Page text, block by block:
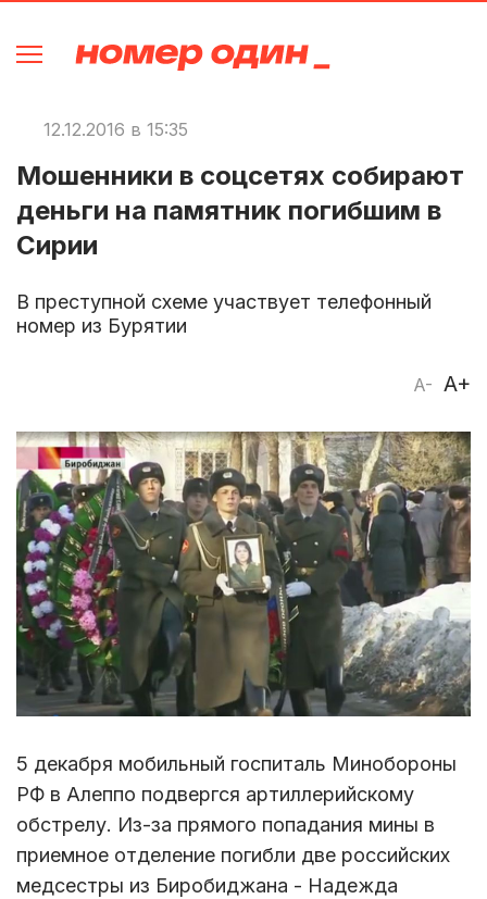
12.12.2016 в 15:35
Мошенники в соцсетях собирают
деньги на памятник погибшим в
Сирии
В преступной схеме участвует телефонный
номер из Бурятии
A- A+
5 декабря мобильный госпиталь Минобороны
РФ в Алеппо подвергся артиллерийскому
обстрелу. Из-за прямого попадания мины в
приемное отделение погибли две российских
медсестры из Биробиджана - Надежда